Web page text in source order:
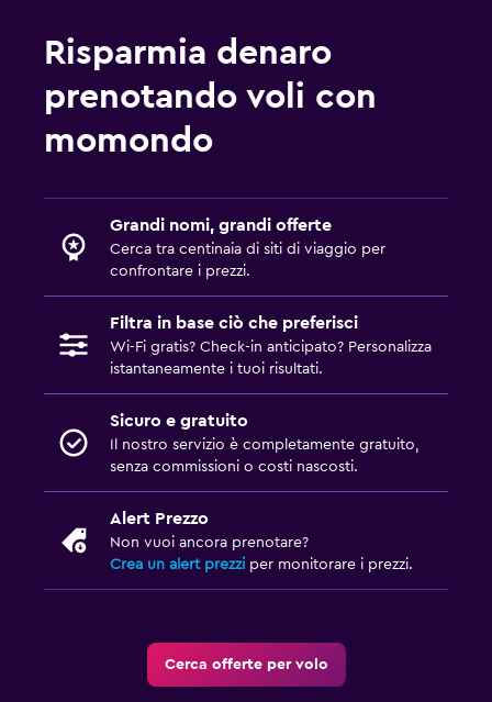
Risparmia denaro
prenotando voli con
momondo
Grandi nomi, grandi offerte
Cerca tra centinaia di siti di viaggio per
confrontare i prezzi.
Filtra in base ciò che preferisci
Wi-Fi gratis? Check-in anticipato? Personalizza
istantaneamente i tuoi risultati.
Sicuro e gratuito
Il nostro servizio è completamente gratuito,
senza commissioni o costi nascosti.
Alert Prezzo
Non vuoi ancora prenotare?
Crea un alert prezzi per monitorare i prezzi.
Cerca offerte per volo